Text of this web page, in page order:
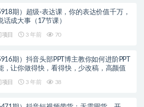
期）超级-表达课，你的表达价值千万，
话成大事（17节课）
项目 3 年前 70
期）抖音头部PPT博主教你如何进阶PPT
，让你做得快，看得快，少改稿，高颜值
项目 3 年前 38